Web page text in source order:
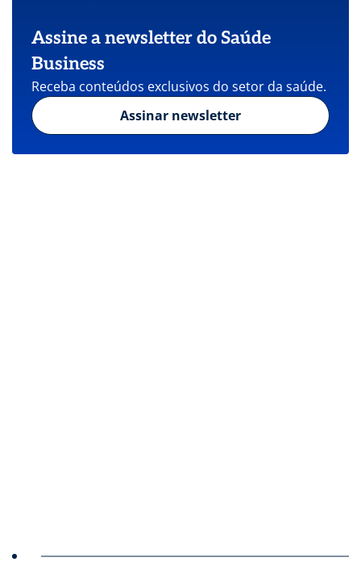
Assine a newsletter do Saúde
Business
Receba conteúdos exclusivos do setor da saúde.
Assinar newsletter